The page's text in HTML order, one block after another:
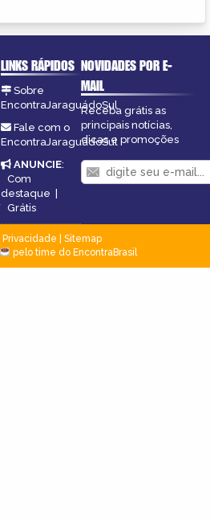
LINKS RÁPIDOS
Sobre
EncontraJaraguádoSul
Fale com o
EncontraJaraguádoSul
ANUNCIE:
Com
destaque |
Grátis
NOVIDADES POR E-
MAIL
Receba grátis as
principais notícias,
dicas e promoções
Privacidade
Sitemap
pelo time do EncontraBrasil